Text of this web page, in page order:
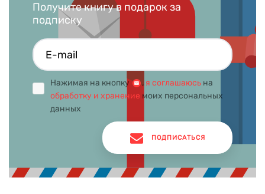
Получите книгу в подарок за
подписку
Нажимая на кнопку , я соглашаюсь на
обработку и хранение моих персональных
данных
ПОДПИСАТЬСЯ